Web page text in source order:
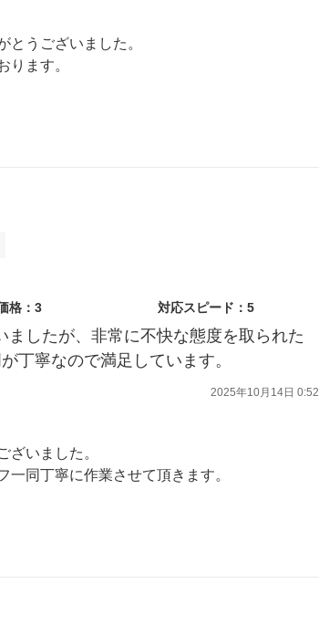
とうございました。
ります。
格：3 対応スピード：5
したが、非常に不快な態度を取られた
丁寧なので満足しています。
2025年10月14日 0:52
ざいました。
同丁寧に作業させて頂きます。
！！